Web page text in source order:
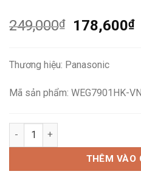
249,000₫
Giá
249,000₫.
178,600₫
Thương hiệu: Panasonic
Mã sản phẩm: WEG7901HK-VN
Mặt 1 thiết bị có nắp che mưa
THÊM VÀO